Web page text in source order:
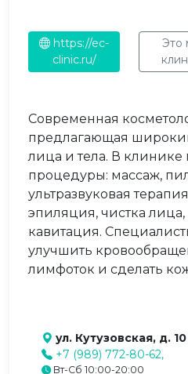
https://ec-
clinic.ru/
Это
Современная
предлагающая
лица и тела. В клинике
процедуры: массаж,
ультразвуковая
эпиляция, чистка
кавитация.
улучшить
лимфоток и сделать
ул. Кутузовская, д. 10
+7 (989) 772-80-62,
Вт-Сб 10:00-20:00